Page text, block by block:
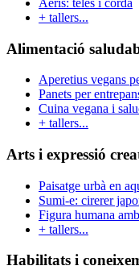
+ tallers...
Alimentació
Aperetius vegans
Panets per
Cuina vegana i
+ tallers...
Arts i expressió
Paisatge urbà en
Sumi-e: cirerer
Figura humana
+ tallers...
Habilitats i